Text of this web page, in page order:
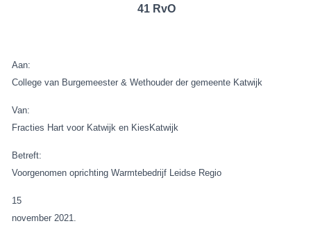
41 RvO
Aan:
College van Burgemeester & Wethouder der gemeente Katwijk
Van:
Fracties Hart voor Katwijk en KiesKatwijk
Betreft:
Voorgenomen oprichting Warmtebedrijf Leidse Regio
15
november 2021.